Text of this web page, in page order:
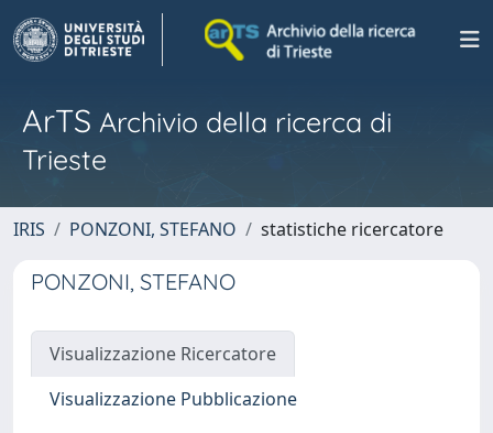
ArTS Archivio della ricerca di
Trieste
IRIS PONZONI, STEFANO statistiche ricercatore
PONZONI, STEFANO
Visualizzazione Ricercatore
Visualizzazione Pubblicazione